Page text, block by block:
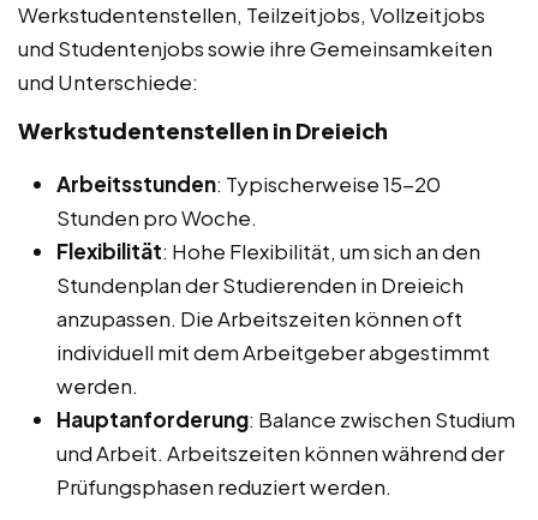
Werkstudentenstellen, Teilzeitjobs, Vollzeitjobs
und Studentenjobs sowie ihre Gemeinsamkeiten
und Unterschiede:
Werkstudentenstellen in Dreieich
Arbeitsstunden: Typischerweise 15-20
Stunden pro Woche.
Flexibilität: Hohe Flexibilität, um sich an den
Stundenplan der Studierenden in Dreieich
anzupassen. Die Arbeitszeiten können oft
individuell mit dem Arbeitgeber abgestimmt
werden.
Hauptanforderung: Balance zwischen Studium
und Arbeit. Arbeitszeiten können während der
Prüfungsphasen reduziert werden.